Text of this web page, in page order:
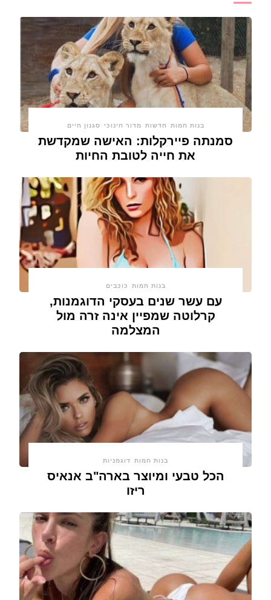
בנות חמות חדשות מדור חינוכי סגנון חיים
סמנתה פיירקלות: האישה שמקדשת
את חייה לטובת החיות
בנות חמות כוכבים
עם עשר שנים בעסקי הדוגמנות,
קרלוטה שמפיין אינה זרה מול
המצלמה
בנות חמות דוגמניות
הכל טבעי ומיוצר בארה"ב אנאיס
ריזו